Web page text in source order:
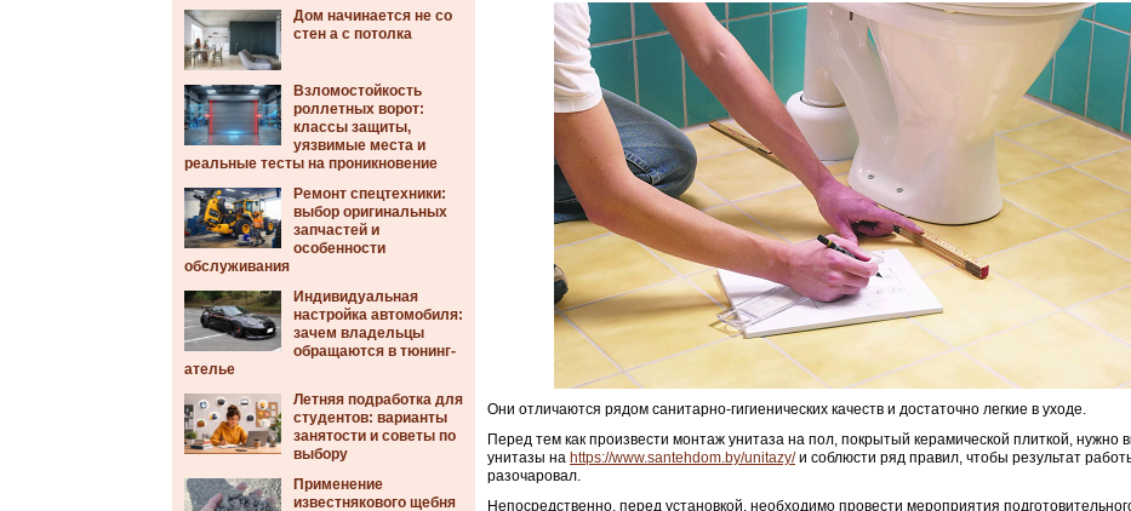
Дом начинается не со
стен а с потолка
Взломостойкость
роллетных ворот:
классы защиты,
уязвимые места и
реальные тесты на проникновение
Ремонт спецтехники:
выбор оригинальных
запчастей и
особенности
обслуживания
Индивидуальная
настройка автомобиля:
зачем владельцы
обращаются в тюнинг-
ателье
Летняя подработка для
студентов: варианты
занятости и советы по
выбору
Применение
известнякового щебня
Они отличаются рядом санитарно-гигиенических качеств и достаточно легкие в уходе.
Перед тем как произвести монтаж унитаза на пол, покрытый керамической плиткой, нужно
унитазы на https://www.santehdom.by/unitazy/и соблюсти ряд правил, чтобы результат
разочаровал.
Непосредственно, перед установкой, необходимо провести мероприятия